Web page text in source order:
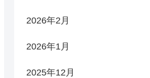
2026年2月
2026年1月
2025年12月